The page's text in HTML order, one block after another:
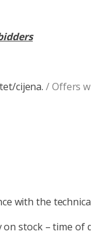
cijena./ Offers
with the
stock – time of